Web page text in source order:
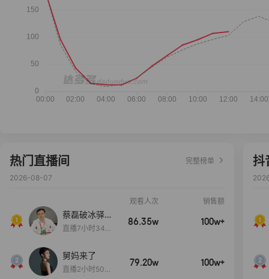
热门直播间
完整榜单
2026-08-07
观看人次 销售额
蔡磊破冰驿站
直播间好物分
直播7小时34分
86.35w 100w+
舅妈来了
直播2小时50分
79.20w 100w+
抖